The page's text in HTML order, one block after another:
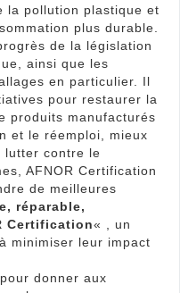
la pollution plastique et
plus durable.
de la législation
ainsi que les
en particulier. Il
pour restaurer la
produits manufacturés
et le réemploi, mieux
lutter contre le
AFNOR Certification
de meilleures
réparable,
Certification« , un
minimiser leur impact
donner aux